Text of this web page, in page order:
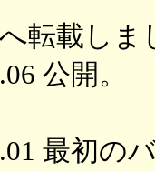
転載しま
公開。
最初の